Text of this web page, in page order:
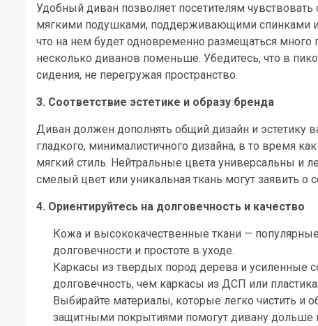
Удобный диван позволяет посетителям
мягкими подушками, поддерживающими спинками
что на нем будет одновременно размещаться
несколько диванов поменьше. Убедитесь, что в
сидения, не перегружая пространство.
3. Соответствие эстетике и образу бренда
Диван должен дополнять общий дизайн и
гладкого, минималистичного дизайна, в то время
мягкий стиль. Нейтральные цвета универсальны и
смелый цвет или уникальная ткань могут заявить о
4. Ориентируйтесь на долговечность и качество
Кожа и высококачественные ткани —
долговечности и простоте в уходе.
Каркасы из твердых пород дерева и усиленные
долговечность, чем каркасы из ДСП или пластика.
Выбирайте материалы, которые легко чистить и
защитными покрытиями помогут дивану дольше